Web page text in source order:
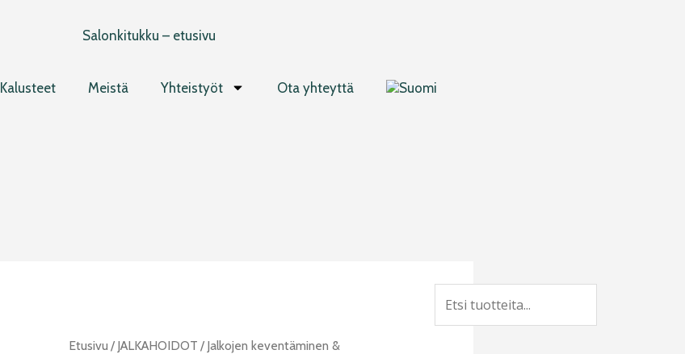
Kalusteet Meistä Yhteistyöt Ota yhteyttä
Etusivu / JALKAHOIDOT / Jalkojen keventäminen &